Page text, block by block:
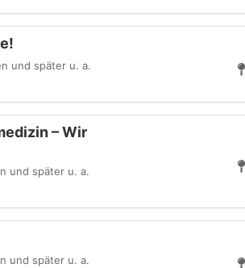
und später u. a.
– Wir
und später u. a.
und später u. a.